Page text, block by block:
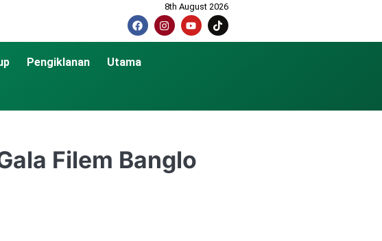
8th August 2026
Pengiklanan Utama
Filem Banglo